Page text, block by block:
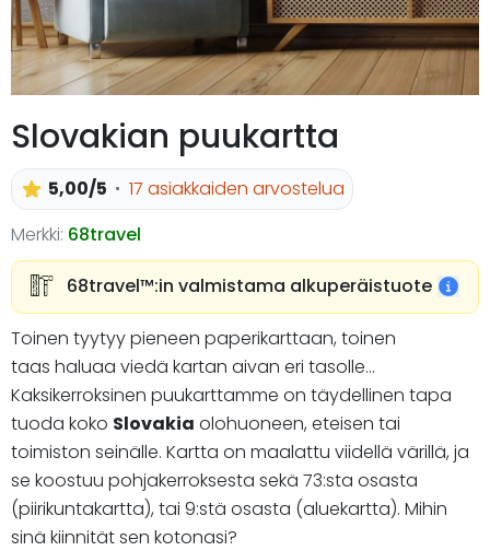
Slovakian puukartta
5,00/5
17 asiakkaiden arvostelua
Merkki: 68travel
68travel™️:in valmistama alkuperäistuote
Toinen tyytyy pieneen paperikarttaan, toinen
taas haluaa viedä kartan aivan eri tasolle...
Kaksikerroksinen puukarttamme on täydellinen tapa
tuoda koko Slovakia olohuoneen, eteisen tai
toimiston seinälle. Kartta on maalattu viidellä värillä, ja
se koostuu pohjakerroksesta sekä 73:sta osasta
(piirikuntakartta), tai 9:stä osasta (aluekartta). Mihin
sinä kiinnität sen kotonasi?